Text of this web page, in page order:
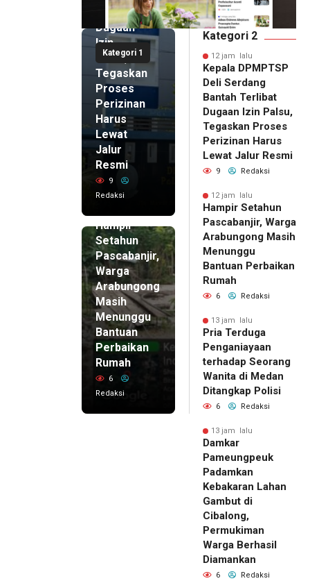
Kategori 1
Terlibat
Dugaan
Izin
Palsu,
Tegaskan
Proses
Perizinan
Harus
Lewat
Jalur
Resmi
9
Redaksi
Hampir
Setahun
Pascabanjir,
Warga
Arabungong
Masih
Menunggu
Bantuan
Perbaikan
Rumah
6
Redaksi
Kategori 2
12 jam lalu
Kepala DPMPTSP
Deli Serdang
Bantah Terlibat
Dugaan Izin Palsu,
Tegaskan Proses
Perizinan Harus
Lewat Jalur Resmi
9 Redaksi
12 jam lalu
Hampir Setahun
Pascabanjir, Warga
Arabungong Masih
Menunggu
Bantuan Perbaikan
Rumah
6 Redaksi
13 jam lalu
Pria Terduga
Penganiayaan
terhadap Seorang
Wanita di Medan
Ditangkap Polisi
6 Redaksi
13 jam lalu
Damkar
Pameungpeuk
Padamkan
Kebakaran Lahan
Gambut di
Cibalong,
Permukiman
Warga Berhasil
Diamankan
6 Redaksi